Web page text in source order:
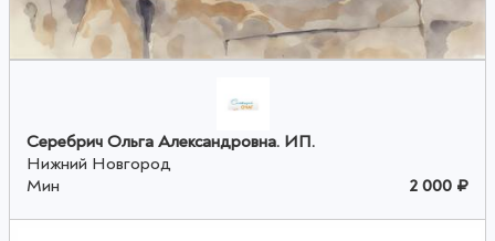
Серебрич Ольга Александровна. ИП.
Нижний Новгород
Мин
2 000 ₽